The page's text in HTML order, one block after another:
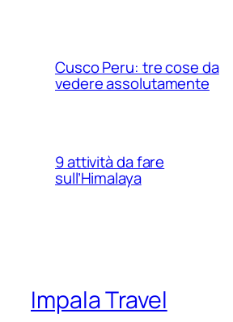
Cusco Peru: tre cose da
vedere assolutamente
9 attività da fare
sull’Himalaya
Impala Travel